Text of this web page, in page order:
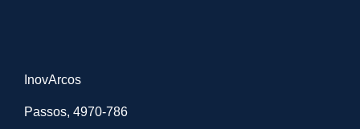
InovArcos
Passos, 4970-786